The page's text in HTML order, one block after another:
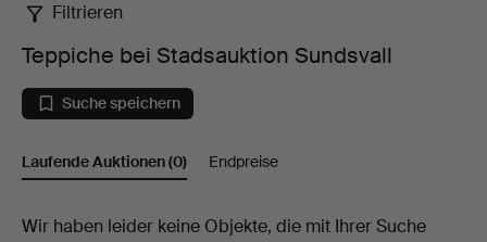
Teppiche
bei
Stadsauktion
Sundsvall
Filtrieren
Teppiche bei Stadsauktion Sundsvall
Suche speichern
Laufende Auktionen(0) Endpreise
Laufende
Wir haben leider keine Objekte, die mit Ihrer Suche